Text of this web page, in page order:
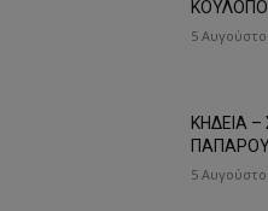
5
ΚΗΔΕΙΑ
5